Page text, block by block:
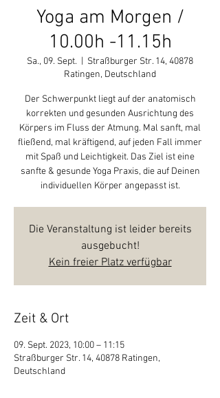
Yoga am Morgen /
10.00h -11.15h
Sa., 09. Sept.
Straßburger Str. 14, 40878
Ratingen, Deutschland
Der Schwerpunkt liegt auf der anatomisch
korrekten und gesunden Ausrichtung des
Körpers im Fluss der Atmung. Mal sanft, mal
fließend, mal kräftigend, auf jeden Fall immer
mit Spaß und Leichtigkeit. Das Ziel ist eine
sanfte & gesunde Yoga Praxis, die auf Deinen
individuellen Körper angepasst ist.
Die Veranstaltung ist leider bereits
ausgebucht!
Kein freier Platz verfügbar
Zeit & Ort
09. Sept. 2023, 10:00 – 11:15
Straßburger Str. 14, 40878 Ratingen,
Deutschland